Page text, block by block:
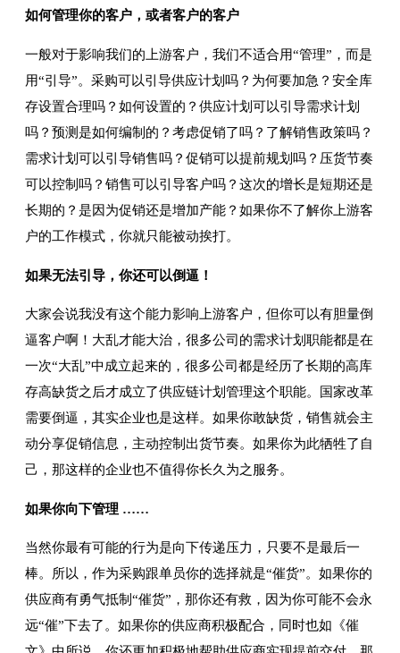
如何管理你的客户，或者客户的客户
一般对于影响我们的上游客户，我们不适合用“管理”，而是
用“引导”。采购可以引导供应计划吗？为何要加急？安全库
存设置合理吗？如何设置的？供应计划可以引导需求计划
吗？预测是如何编制的？考虑促销了吗？了解销售政策吗？
需求计划可以引导销售吗？促销可以提前规划吗？压货节奏
可以控制吗？销售可以引导客户吗？这次的增长是短期还是
长期的？是因为促销还是增加产能？如果你不了解你上游客
户的工作模式，你就只能被动挨打。
如果无法引导，你还可以倒逼！
大家会说我没有这个能力影响上游客户，但你可以有胆量倒
逼客户啊！大乱才能大治，很多公司的需求计划职能都是在
一次“大乱”中成立起来的，很多公司都是经历了长期的高库
存高缺货之后才成立了供应链计划管理这个职能。国家改革
需要倒逼，其实企业也是这样。如果你敢缺货，销售就会主
动分享促销信息，主动控制出货节奏。如果你为此牺牲了自
己，那这样的企业也不值得你长久为之服务。
如果你向下管理 ……
当然你最有可能的行为是向下传递压力，只要不是最后一
棒。所以，作为采购跟单员你的选择就是“催货”。如果你的
供应商有勇气抵制“催货”，那你还有救，因为你可能不会永
远“催”下去了。如果你的供应商积极配合，同时也如《催